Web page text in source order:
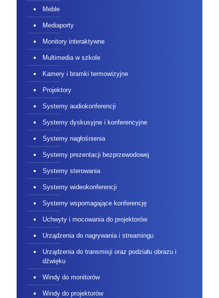
Meble
Mediaporty
Monitory interaktywne
Multimedia w szkole
Kamery i bramki termowizyjne
Projektory
Systemy audiokonferencji
Systemy dyskusyjne i konferencyjne
Systemy nagłośnienia
Systemy prezentacji bezprzewodowej
Systemy sterowania
Systemy wideokonferencji
Systemy wspomagające konferencję
Uchwyty i mocowania do projektorów
Urządzenia do nagrywania i streamingu
Urządzenia do transmisji oraz podziału obrazu i
dźwięku
Windy do monitorów
Windy do projektorów